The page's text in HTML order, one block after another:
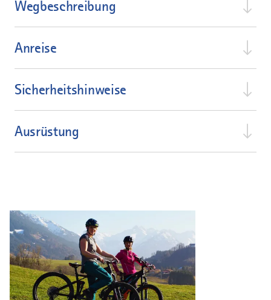
Wegbeschreibung
Anreise
Sicherheitshinweise
Ausrüstung